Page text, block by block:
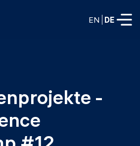
EN DE
und KI
-